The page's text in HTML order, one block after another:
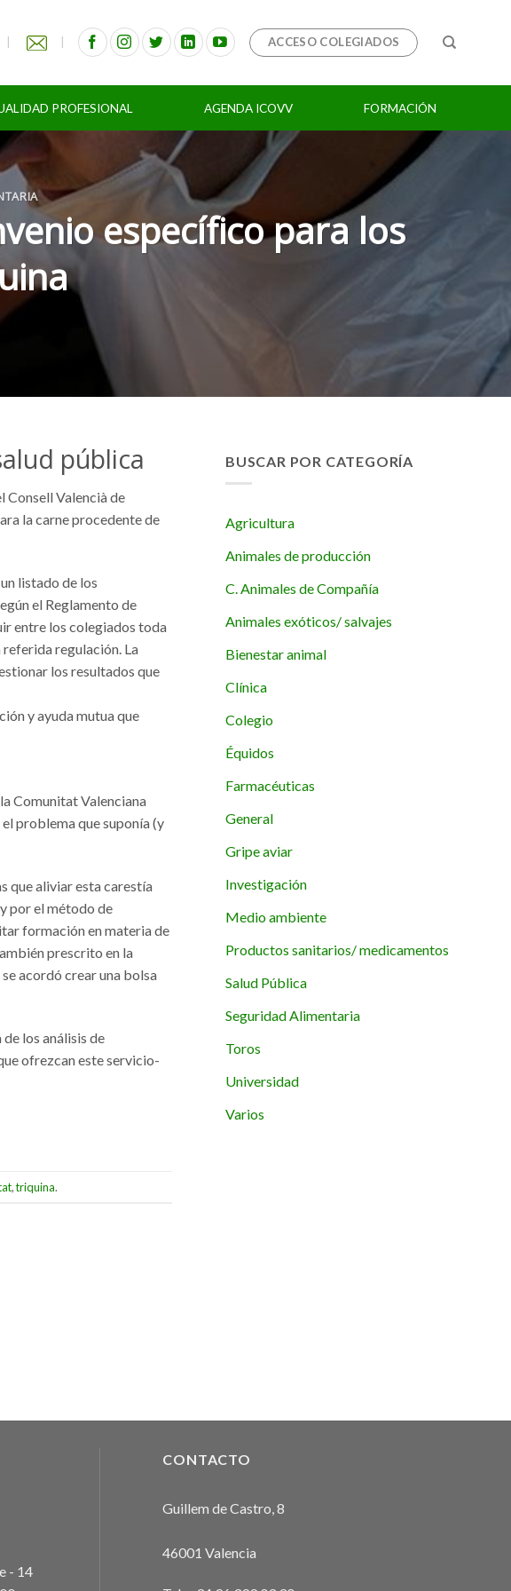
| | ACCESO COLEGIADOS
PROFESIONAL AGENDA ICOVV FORMACIÓN
específico para los
pública
Consell Valencià de
la carne procedente de
listado de los
el Reglamento de
entre los colegiados toda
regulación. La
los resultados que
y ayuda mutua que
Comunitat Valenciana
problema que suponía (y
que aliviar esta carestía
por el método de
formación en materia de
prescrito en la
acordó crear una bolsa
los análisis de
ofrezcan este servicio-
,triquina.
BUSCAR POR CATEGORÍA
Agricultura
Animales de producción
C. Animales de Compañía
Animales exóticos/ salvajes
Bienestar animal
Clínica
Colegio
Équidos
Farmacéuticas
General
Gripe aviar
Investigación
Medio ambiente
Productos sanitarios/ medicamentos
Salud Pública
Seguridad Alimentaria
Toros
Universidad
Varios
- 14
CONTACTO
Guillem de Castro, 8
46001 Valencia